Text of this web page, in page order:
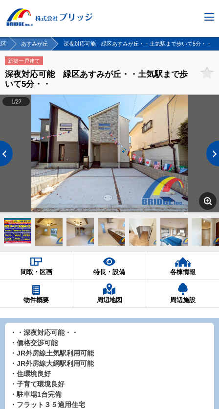
区 あすみが丘 深夜対応可能 緑区あすみが丘・・土気駅まで歩いて5分・・
新築一戸建て
深夜対応可能 緑区あすみが丘・・土気駅まで歩
いて5分・・
1/27
間取・区画 特長・設備 各棟情報
物件概要 周辺地図 周辺施設
・・深夜対応可能・・
・価格交渉可能
・JR外房線土気駅利用可能
・JR外房線大網駅利用可能
・住環境良好
・子育て環境良好
・駐車場1台完備
・フラット３５適用住宅